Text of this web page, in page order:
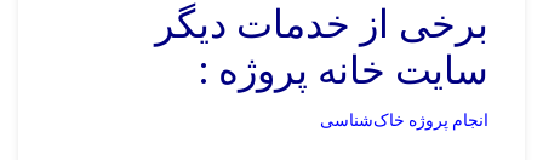
برخی از خدمات دیگر
سایت خانه پروژه :
انجام پروژه خاک‌شناسی